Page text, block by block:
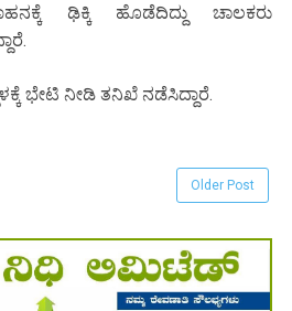
ಢಿಕ್ಕಿ ಹೊಡೆದಿದ್ದು ಚಾಲಕರು
ಭೇಟಿ ನೀಡಿ ತನಿಖೆ ನಡೆಸಿದ್ದಾರೆ.
Older Post